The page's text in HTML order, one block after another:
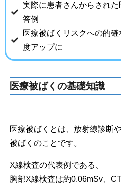
実際に患者さんからされ
答例
医療被ばくリスクへの的
度アップに
医療被ばくの基礎知識
医療被ばくとは、放射線診断
被ばくのことです。
X線検査の代表例である、
胸部X線検査は約0.06mSv、